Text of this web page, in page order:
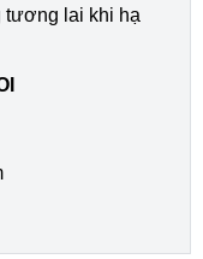
tương lai khi hạ